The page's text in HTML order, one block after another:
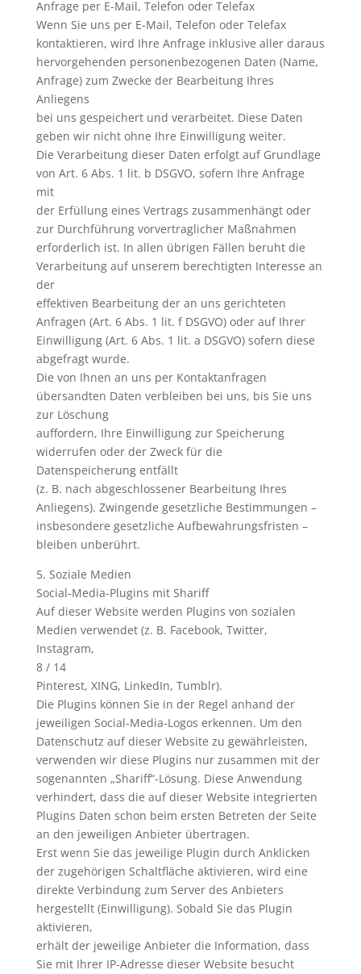
Anfrage per E-Mail, Telefon oder Telefax
Wenn Sie uns per E-Mail, Telefon oder Telefax
kontaktieren, wird Ihre Anfrage inklusive aller daraus
hervorgehenden personenbezogenen Daten (Name,
Anfrage) zum Zwecke der Bearbeitung Ihres
Anliegens
bei uns gespeichert und verarbeitet. Diese Daten
geben wir nicht ohne Ihre Einwilligung weiter.
Die Verarbeitung dieser Daten erfolgt auf Grundlage
von Art. 6 Abs. 1 lit. b DSGVO, sofern Ihre Anfrage
mit
der Erfüllung eines Vertrags zusammenhängt oder
zur Durchführung vorvertraglicher Maßnahmen
erforderlich ist. In allen übrigen Fällen beruht die
Verarbeitung auf unserem berechtigten Interesse an
der
effektiven Bearbeitung der an uns gerichteten
Anfragen (Art. 6 Abs. 1 lit. f DSGVO) oder auf Ihrer
Einwilligung (Art. 6 Abs. 1 lit. a DSGVO) sofern diese
abgefragt wurde.
Die von Ihnen an uns per Kontaktanfragen
übersandten Daten verbleiben bei uns, bis Sie uns
zur Löschung
auffordern, Ihre Einwilligung zur Speicherung
widerrufen oder der Zweck für die
Datenspeicherung entfällt
(z. B. nach abgeschlossener Bearbeitung Ihres
Anliegens). Zwingende gesetzliche Bestimmungen –
insbesondere gesetzliche Aufbewahrungsfristen –
bleiben unberührt.
5. Soziale Medien
Social-Media-Plugins mit Shariff
Auf dieser Website werden Plugins von sozialen
Medien verwendet (z. B. Facebook, Twitter,
Instagram,
8 / 14
Pinterest, XING, LinkedIn, Tumblr).
Die Plugins können Sie in der Regel anhand der
jeweiligen Social-Media-Logos erkennen. Um den
Datenschutz auf dieser Website zu gewährleisten,
verwenden wir diese Plugins nur zusammen mit der
sogenannten „Shariff“-Lösung. Diese Anwendung
verhindert, dass die auf dieser Website integrierten
Plugins Daten schon beim ersten Betreten der Seite
an den jeweiligen Anbieter übertragen.
Erst wenn Sie das jeweilige Plugin durch Anklicken
der zugehörigen Schaltfläche aktivieren, wird eine
direkte Verbindung zum Server des Anbieters
hergestellt (Einwilligung). Sobald Sie das Plugin
aktivieren,
erhält der jeweilige Anbieter die Information, dass
Sie mit Ihrer IP-Adresse dieser Website besucht